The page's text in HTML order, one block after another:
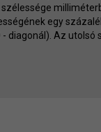
egy
- diagonál). Az